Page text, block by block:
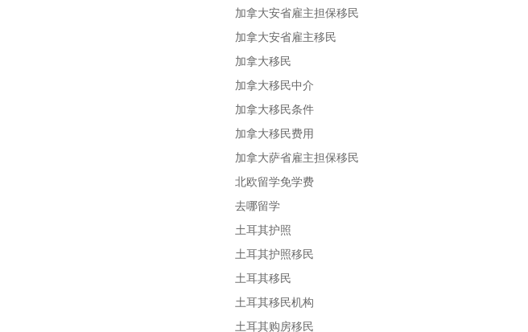
加拿大安省雇主担保移民
加拿大安省雇主移民
加拿大移民
加拿大移民中介
加拿大移民条件
加拿大移民费用
加拿大萨省雇主担保移民
北欧留学免学费
去哪留学
土耳其护照
土耳其护照移民
土耳其移民
土耳其移民机构
土耳其购房移民